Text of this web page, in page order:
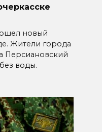
новый
Жители города
Персиановский
воды.